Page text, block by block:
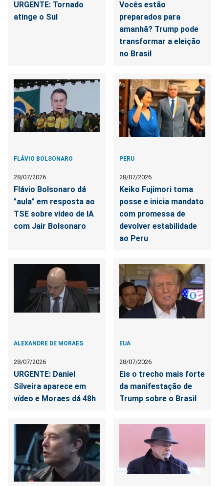
URGENTE: Tornado
atinge o Sul
Vocês estão
preparados para
amanhã? Trump pode
transformar a eleição
no Brasil
FLÁVIO BOLSONARO
28/07/2026
Flávio Bolsonaro dá
"aula" em resposta ao
TSE sobre vídeo de IA
com Jair Bolsonaro
PERU
28/07/2026
Keiko Fujimori toma
posse e inicia mandato
com promessa de
devolver estabilidade
ao Peru
ALEXANDRE DE MORAES
28/07/2026
URGENTE: Daniel
Silveira aparece em
vídeo e Moraes dá 48h
EUA
28/07/2026
Eis o trecho mais forte
da manifestação de
Trump sobre o Brasil